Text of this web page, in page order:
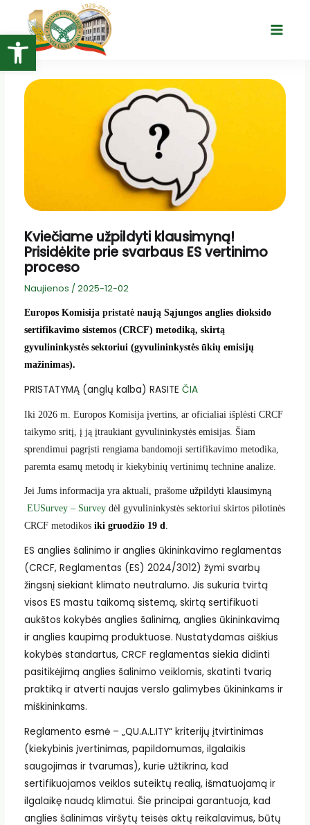
Open toolbar
turinio
Main
Kviečiame užpildyti klausimyną!
Prisidėkite prie svarbaus ES vertinimo
proceso
Naujienos / 2025-12-02
Europos Komisija pristatėnaująSąjungos anglies dioksido
sertifikavimo sistemos (CRCF) metodiką, skirtą
gyvulininkystės sektoriui (gyvulininkystės ūkių emisijų
mažinimas).
PRISTATYMĄ (anglų kalba) RASITE ČIA
Iki 2026 m. Europos Komisija įvertins, ar oficialiai išplėsti CRCF
taikymo sritį, į ją įtraukiant gyvulininkystės emisijas. Šiam
sprendimui pagrįsti rengiama bandomoji sertifikavimo metodika,
paremta esamų metodų ir kiekybinių vertinimų technine analize.
Jei Jums informacija yra aktuali, prašome užpildyti klausimyną
EUSurvey – Survey dėl gyvulininkystės sektoriui skirtos pilotinės
CRCF metodikos iki gruodžio 19 d.
ES anglies šalinimo ir anglies ūkininkavimo reglamentas
(CRCF, Reglamentas (ES) 2024/3012) žymi svarbų
žingsnį siekiant klimato neutralumo. Jis sukuria tvirtą
visos ES mastu taikomą sistemą, skirtą sertifikuoti
aukštos kokybės anglies šalinimą, anglies ūkininkavimą
ir anglies kaupimą produktuose. Nustatydamas aiškius
kokybės standartus, CRCF reglamentas siekia didinti
pasitikėjimą anglies šalinimo veiklomis, skatinti tvarią
praktiką ir atverti naujas verslo galimybes ūkininkams ir
miškininkams.
Reglamento esmė – „QU.A.L.ITY“ kriterijų įtvirtinimas
(kiekybinis įvertinimas, papildomumas, ilgalaikis
saugojimas ir tvarumas), kurie užtikrina, kad
sertifikuojamos veiklos suteiktų realią, išmatuojamą ir
ilgalaikę naudą klimatui. Šie principai garantuoja, kad
anglies šalinimas viršytų teisės aktų reikalavimus, būtų